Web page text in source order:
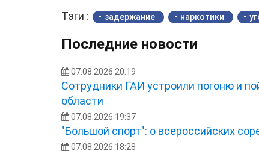
Тэги : задержание наркотики
Последние новости
07.08.2026 20:19
Сотрудники ГАИ устроили погоню и
области
07.08.2026 19:37
"Большой спорт": о всероссийских
07.08.2026 18:28